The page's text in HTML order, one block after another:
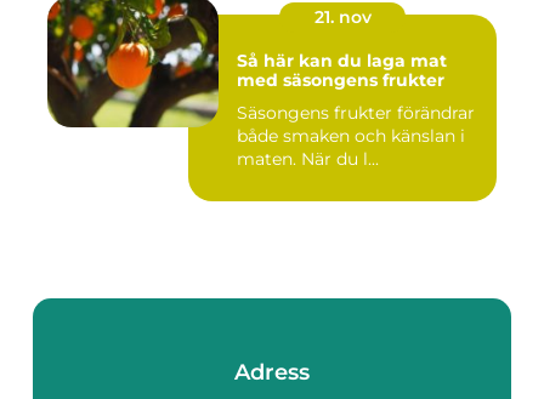
21. nov
Så här kan du laga mat
med säsongens frukter
Säsongens frukter förändrar
både smaken och känslan i
maten. När du l...
Adress